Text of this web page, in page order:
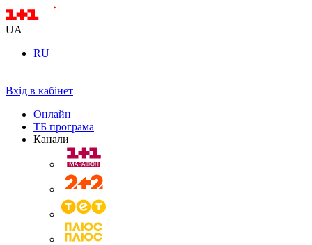
UA
RU
Вхід в кабінет
Онлайн
ТБ програма
Канали